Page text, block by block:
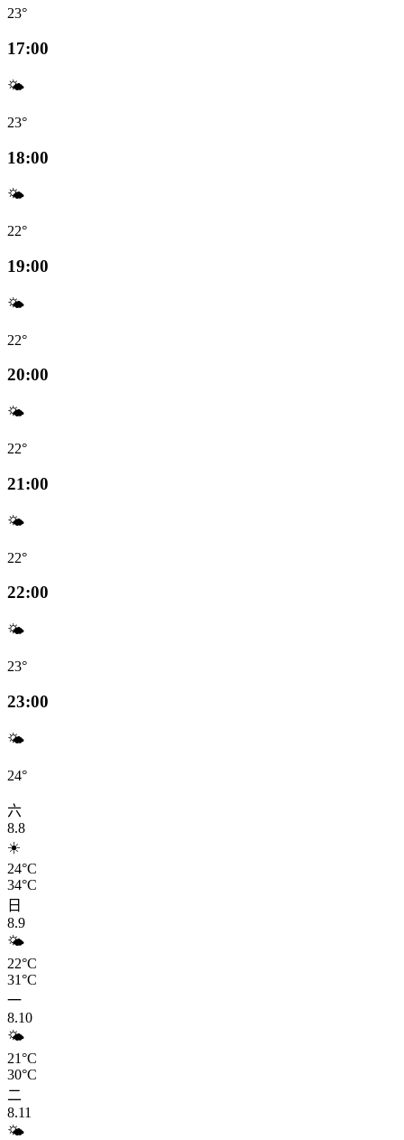
23°
17:00
🌤️
23°
18:00
🌤️
22°
19:00
🌤️
22°
20:00
🌤️
22°
21:00
🌤️
22°
22:00
🌤️
23°
23:00
🌤️
24°
六
8.8
☀️
24°C
34°C
日
8.9
🌤️
22°C
31°C
一
8.10
🌤️
21°C
30°C
二
8.11
🌤️